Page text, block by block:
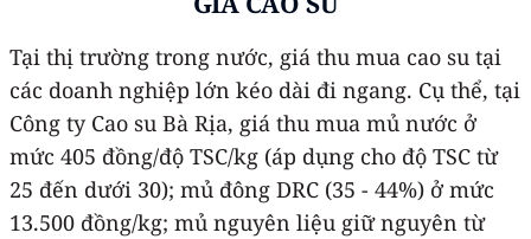
Tại thị trường trong nước, giá thu mua cao su tại
các doanh nghiệp lớn kéo dài đi ngang. Cụ thể, tại
Công ty Cao su Bà Rịa, giá thu mua mủ nước ở
mức 405 đồng/độ TSC/kg (áp dụng cho độ TSC từ
25 đến dưới 30); mủ đông DRC (35 - 44%) ở mức
13.500 đồng/kg; mủ nguyên liệu giữ nguyên từ